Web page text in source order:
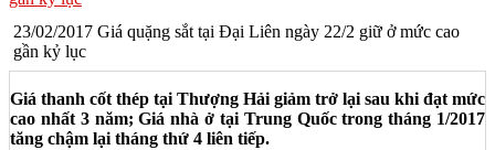
23/02/2017 Giá quặng sắt tại Đại Liên ngày 22/2 giữ ở mức cao
gần kỷ lục
Giá thanh cốt thép tại Thượng Hải giảm trở lại sau khi đạt mức
cao nhất 3 năm; Giá nhà ở tại Trung Quốc trong tháng 1/2017
tăng chậm lại tháng thứ 4 liên tiếp.